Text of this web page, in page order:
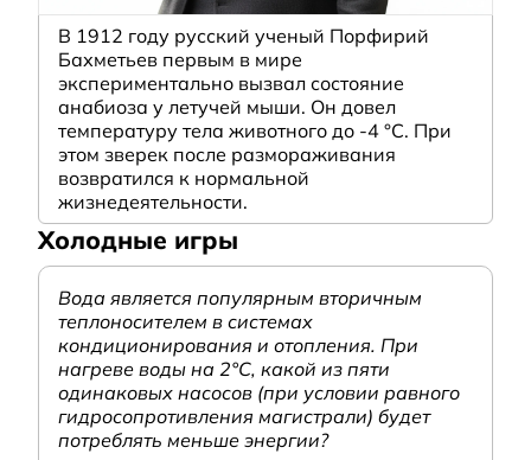
В 1912 году русский ученый Порфирий
Бахметьев первым в мире
экспериментально вызвал состояние
анабиоза у летучей мыши. Он довел
температуру тела животного до -4 °C. При
этом зверек после размораживания
возвратился к нормальной
жизнедеятельности.
Холодные игры
Вода является популярным вторичным
теплоносителем в системах
кондиционирования и отопления. При
нагреве воды на 2°С, какой из пяти
одинаковых насосов (при условии равного
гидросопротивления магистрали) будет
потреблять меньше энергии?